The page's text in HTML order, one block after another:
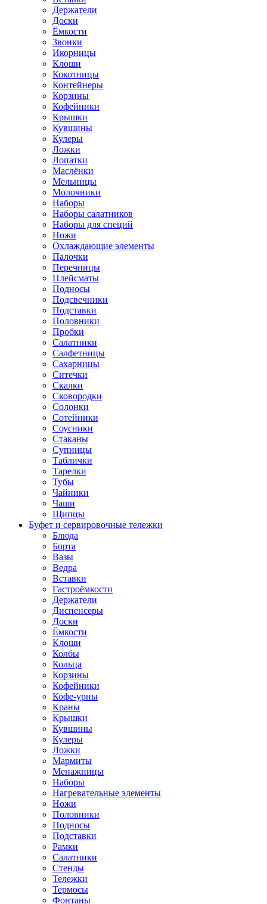
Держатели
Доски
Ёмкости
Звонки
Икорницы
Клоши
Кокотницы
Контейнеры
Корзины
Кофейники
Крышки
Кувшины
Кулеры
Ложки
Лопатки
Маслёнки
Мельницы
Молочники
Наборы
Наборы салатников
Наборы для специй
Ножи
Охлаждающие элементы
Палочки
Перечницы
Плейсматы
Подносы
Подсвечники
Подставки
Половники
Пробки
Салатники
Салфетницы
Сахарницы
Ситечки
Скалки
Сковородки
Солонки
Сотейники
Соусники
Стаканы
Супницы
Таблички
Тарелки
Тубы
Чайники
Чаши
Щипцы
Буфет и сервировочные тележки
Блюда
Борта
Вазы
Ведра
Вставки
Гастроёмкости
Держатели
Диспенсеры
Доски
Ёмкости
Клоши
Колбы
Кольца
Корзины
Кофейники
Кофе-урны
Краны
Крышки
Кувшины
Кулеры
Ложки
Мармиты
Менажницы
Наборы
Нагревательные элементы
Ножи
Половники
Подносы
Подставки
Рамки
Салатники
Стенды
Тележки
Термосы
Фонтаны